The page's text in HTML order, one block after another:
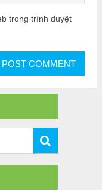
trong trình duyệt